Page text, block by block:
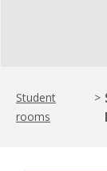
Student
rooms
>